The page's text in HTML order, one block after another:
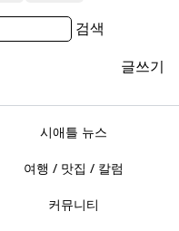
검색
글쓰기
시애틀 뉴스
여행 / 맛집 / 칼럼
커뮤니티